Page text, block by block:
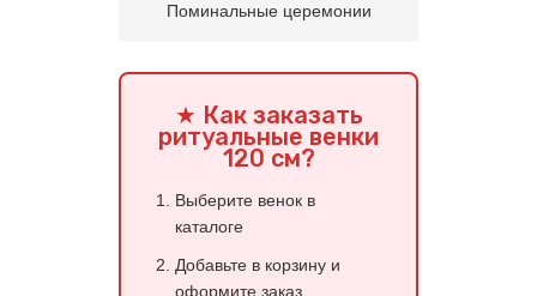
Поминальные церемонии
★ Как заказать
ритуальные венки
120 см?
Выберите венок в
каталоге
Добавьте в корзину и
оформите заказ